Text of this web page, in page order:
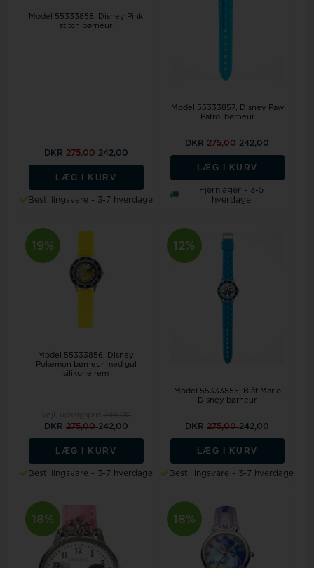
Model 55333858
Disney Pink
stitch børneur
DKR 275,00242,00
LÆG I KURV
Bestillingsvare - 3-7 hverdage
Model 55333857
Disney Paw
Patrol børneur
DKR275,00242,00
LÆG I KURV
Fjernlager - 3-5
hverdage
19%
Model 55333856
Disney
Pokemon børneur med gul
silikone rem
DKR 275,00242,00
LÆG I KURV
Bestillingsvare - 3-7 hverdage
12%
Model 55333855
Blåt Mario
Disney børneur
DKR275,00242,00
LÆG I KURV
Bestillingsvare - 3-7 hverdage
18% 18%